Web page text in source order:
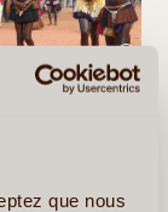
que nous
©